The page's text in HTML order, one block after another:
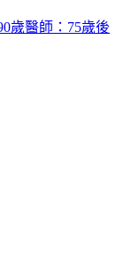
歲醫師：75歲後